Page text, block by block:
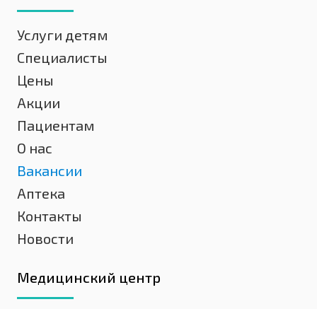
Услуги детям
Специалисты
Цены
Акции
Пациентам
О нас
Вакансии
Аптека
Контакты
Новости
Медицинский центр